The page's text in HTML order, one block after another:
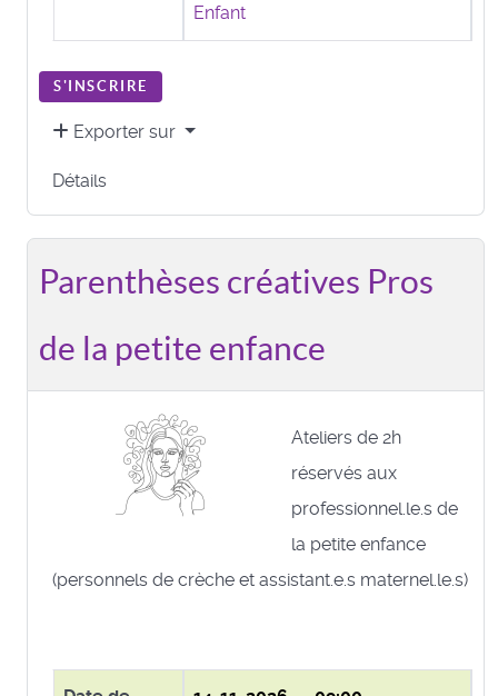
Enfant
S'INSCRIRE
Exporter sur
Détails
Parenthèses créatives Pros
de la petite enfance
Ateliers de 2h
réservés aux
professionnel.le.s de
la petite enfance
(personnels de crèche et assistant.e.s maternel.le.s)